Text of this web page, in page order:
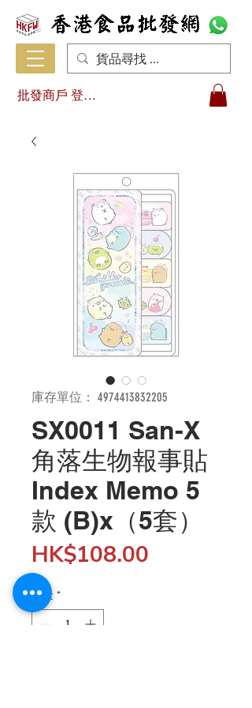
批發商戶 登入/註冊
庫存單位： 4974413832205
SX0011 San-X
角落生物報事貼
Index Memo 5
款 (B)x（5套）
HK$108.00
數量 *